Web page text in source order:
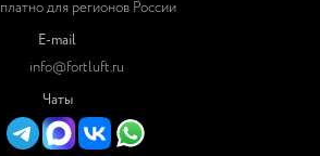
для регионов России
E-mail
info@fortluft.ru
Чаты